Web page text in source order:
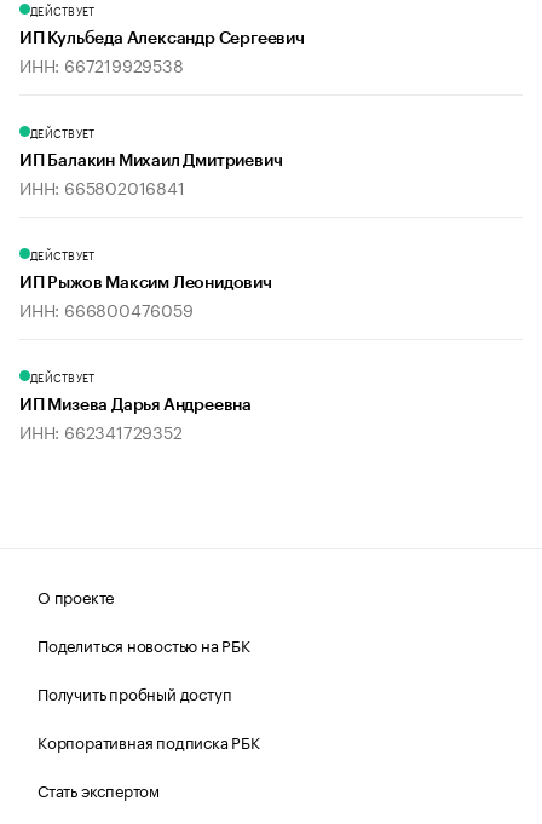
ДЕЙСТВУЕТ
ИП Кульбеда Александр Сергеевич
ИНН: 667219929538
ДЕЙСТВУЕТ
ИП Балакин Михаил Дмитриевич
ИНН: 665802016841
ДЕЙСТВУЕТ
ИП Рыжов Максим Леонидович
ИНН: 666800476059
ДЕЙСТВУЕТ
ИП Мизева Дарья Андреевна
ИНН: 662341729352
О проекте
Поделиться новостью на РБК
Получить пробный доступ
Корпоративная подписка РБК
Стать экспертом